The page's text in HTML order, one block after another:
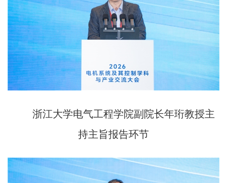
浙江大学电气工程学院副院长年珩教授主
持主旨报告环节